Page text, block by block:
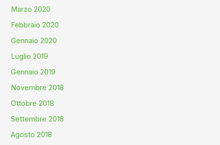
Marzo 2020
Febbraio 2020
Gennaio 2020
Luglio 2019
Gennaio 2019
Novembre 2018
Ottobre 2018
Settembre 2018
Agosto 2018